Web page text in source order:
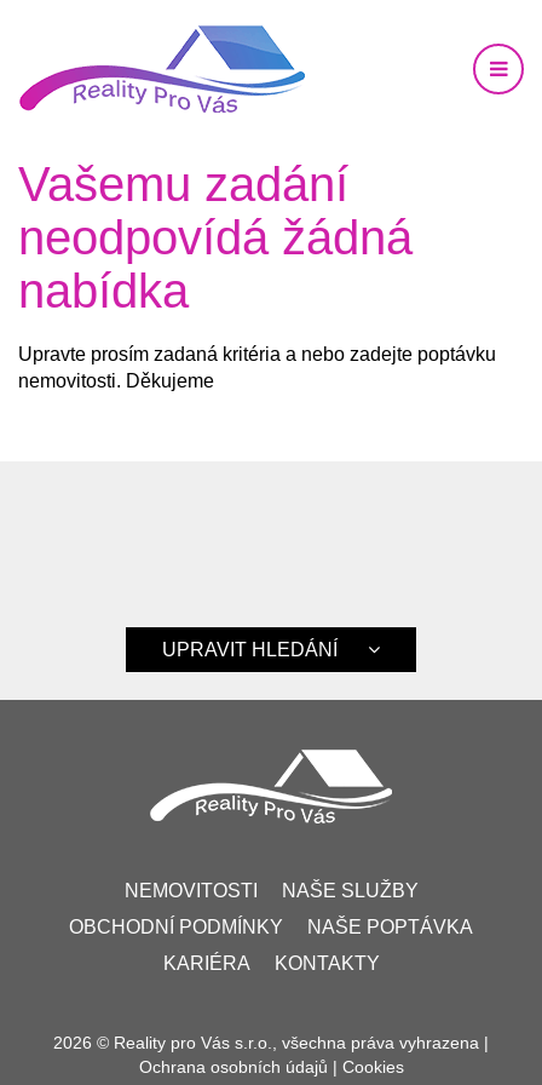
Vašemu zadání
neodpovídá žádná
nabídka
Upravte prosím zadaná kritéria a nebo zadejte poptávku
nemovitosti. Děkujeme
UPRAVIT HLEDÁNÍ
NEMOVITOSTI
NAŠE SLUŽBY
OBCHODNÍ PODMÍNKY
NAŠE POPTÁVKA
KARIÉRA
KONTAKTY
2026 © Reality pro Vás s.r.o., všechna práva vyhrazena |
Ochrana osobních údajů | Cookies